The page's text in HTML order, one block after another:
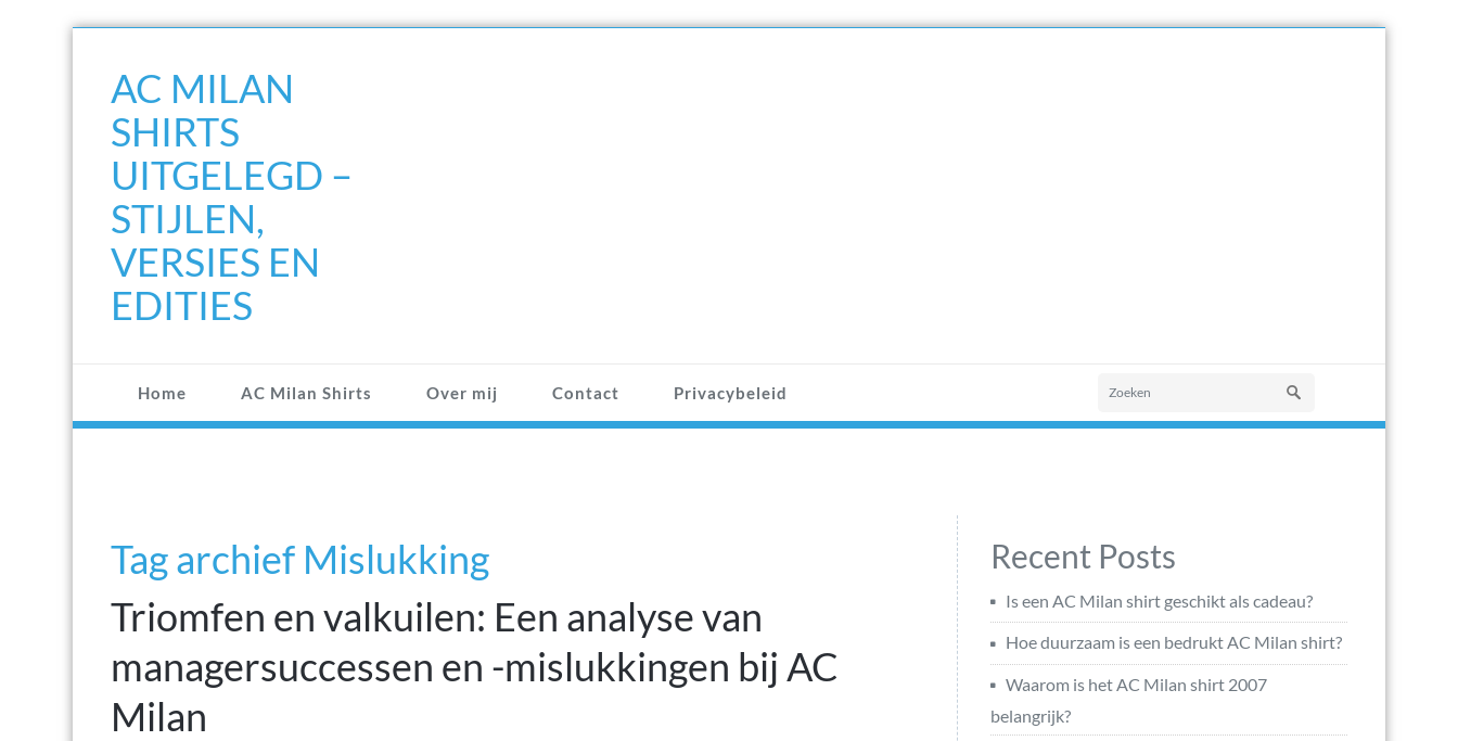
inhoudAC MILAN
SHIRTS
UITGELEGD –
STIJLEN,
VERSIES EN
EDITIES
Home AC Milan Shirts Over mij Contact Privacybeleid
Tag archief Mislukking
Triomfen en valkuilen: Een analyse van
managersuccessen en -mislukkingen bij AC
Milan
Recent Posts
Is een AC Milan shirt geschikt als cadeau?
Hoe duurzaam is een bedrukt AC Milan shirt?
Waarom is het AC Milan shirt 2007
belangrijk?